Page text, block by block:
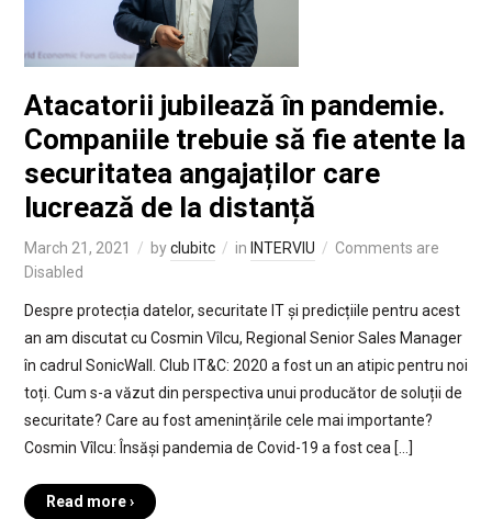
Atacatorii jubilează în pandemie.
Companiile trebuie să fie atente la
securitatea angajaților care
lucrează de la distanță
March 21, 2021 byclubitc in INTERVIU
Comments are
Disabled
Despre protecția datelor, securitate IT și predicțiile pentru acest
an am discutat cu Cosmin Vîlcu, Regional Senior Sales Manager
în cadrul SonicWall. Club IT&C: 2020 a fost un an atipic pentru noi
toți. Cum s-a văzut din perspectiva unui producător de soluții de
securitate? Care au fost amenințările cele mai importante?
Cosmin Vîlcu: Însăși pandemia de Covid-19 a fost cea […]
Read more ›